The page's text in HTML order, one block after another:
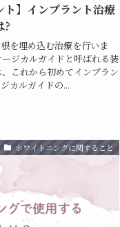
ト】インプラント治療
?
を埋め込む治療を行いま
ジカルガイドと呼ばれる装
これから初めてインプラン
カルガイドの...
ホワイトニングに関すること